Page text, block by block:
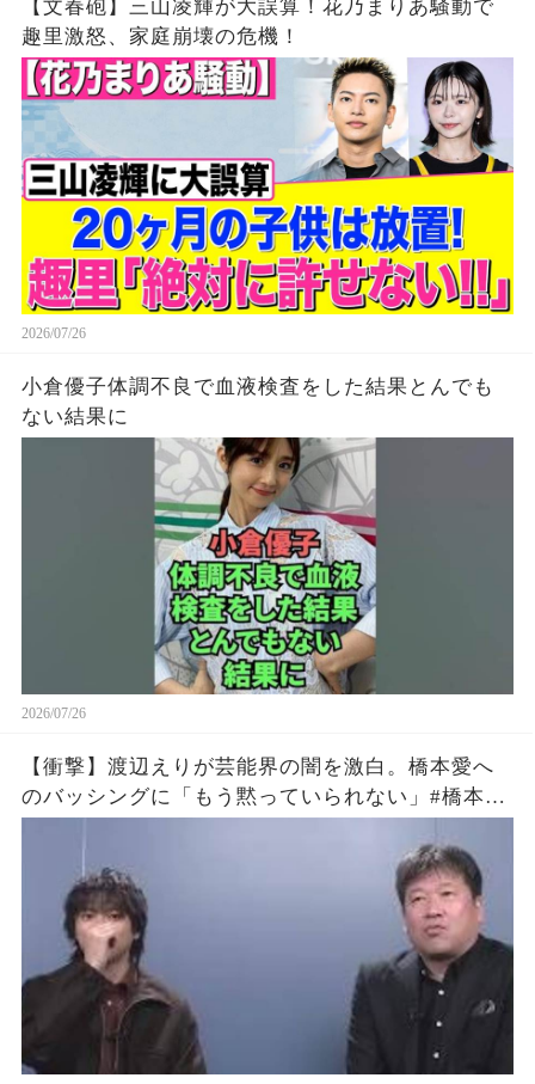
【文春砲】三山凌輝が大誤算！花乃まりあ騒動で
趣里激怒、家庭崩壊の危機！
2026/07/26
小倉優子体調不良で血液検査をした結果とんでも
ない結果に
2026/07/26
【衝撃】渡辺えりが芸能界の闇を激白。橋本愛へ
のバッシングに「もう黙っていられない」#橋本愛